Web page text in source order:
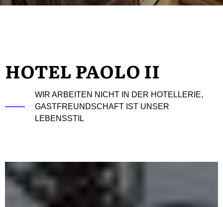
HOTEL PAOLO II
WIR ARBEITEN NICHT IN DER HOTELLERIE,
GASTFREUNDSCHAFT IST UNSER
LEBENSSTIL